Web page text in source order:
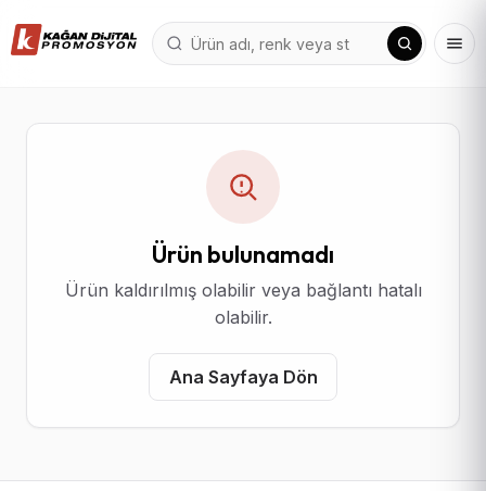
Ürün bulunamadı
Ürün kaldırılmış olabilir veya bağlantı hatalı
olabilir.
Ana Sayfaya Dön